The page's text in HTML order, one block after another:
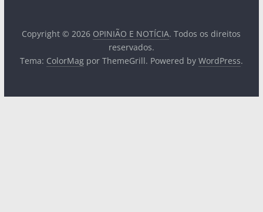
Copyright © 2026 OPINIÃO E NOTÍCIA. Todos os direitos
reservados.
Tema: ColorMagpor ThemeGrill. Powered by WordPress.